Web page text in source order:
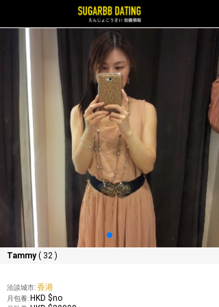
Tammy( 32 )
洽談城市:香港
月包養: HKD $no